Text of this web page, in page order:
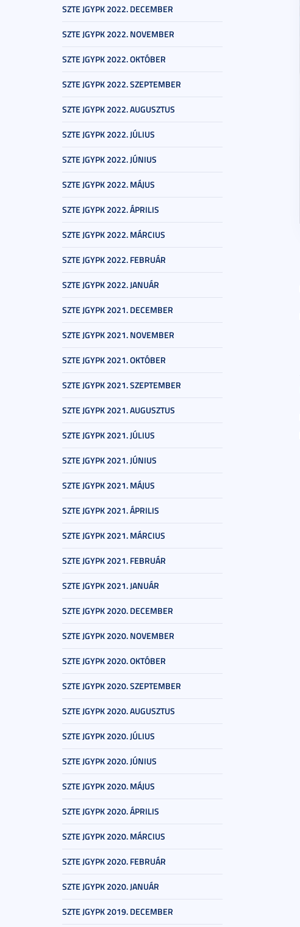
SZTE JGYPK 2022. DECEMBER
SZTE JGYPK 2022. NOVEMBER
SZTE JGYPK 2022. OKTÓBER
SZTE JGYPK 2022. SZEPTEMBER
SZTE JGYPK 2022. AUGUSZTUS
SZTE JGYPK 2022. JÚLIUS
SZTE JGYPK 2022. JÚNIUS
SZTE JGYPK 2022. MÁJUS
SZTE JGYPK 2022. ÁPRILIS
SZTE JGYPK 2022. MÁRCIUS
SZTE JGYPK 2022. FEBRUÁR
SZTE JGYPK 2022. JANUÁR
SZTE JGYPK 2021. DECEMBER
SZTE JGYPK 2021. NOVEMBER
SZTE JGYPK 2021. OKTÓBER
SZTE JGYPK 2021. SZEPTEMBER
SZTE JGYPK 2021. AUGUSZTUS
SZTE JGYPK 2021. JÚLIUS
SZTE JGYPK 2021. JÚNIUS
SZTE JGYPK 2021. MÁJUS
SZTE JGYPK 2021. ÁPRILIS
SZTE JGYPK 2021. MÁRCIUS
SZTE JGYPK 2021. FEBRUÁR
SZTE JGYPK 2021. JANUÁR
SZTE JGYPK 2020. DECEMBER
SZTE JGYPK 2020. NOVEMBER
SZTE JGYPK 2020. OKTÓBER
SZTE JGYPK 2020. SZEPTEMBER
SZTE JGYPK 2020. AUGUSZTUS
SZTE JGYPK 2020. JÚLIUS
SZTE JGYPK 2020. JÚNIUS
SZTE JGYPK 2020. MÁJUS
SZTE JGYPK 2020. ÁPRILIS
SZTE JGYPK 2020. MÁRCIUS
SZTE JGYPK 2020. FEBRUÁR
SZTE JGYPK 2020. JANUÁR
SZTE JGYPK 2019. DECEMBER